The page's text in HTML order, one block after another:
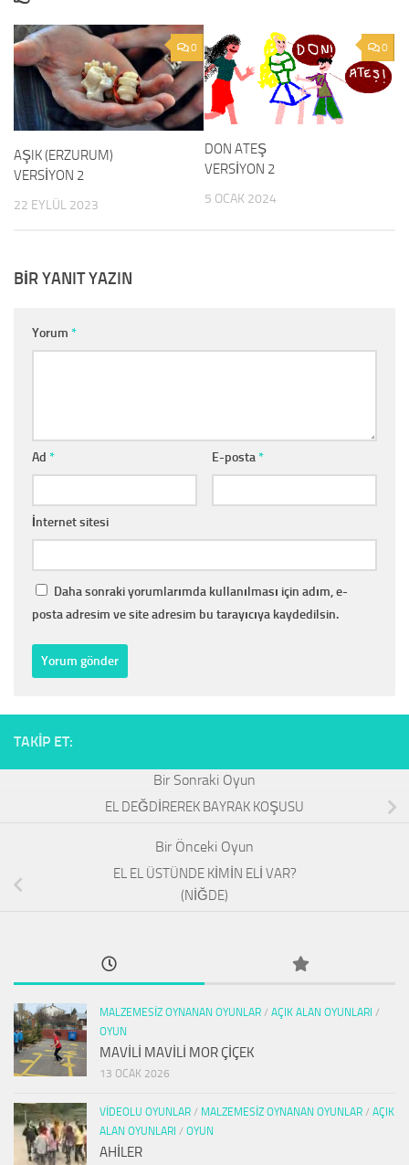
0
AŞIK (ERZURUM)
VERSİYON 2
22 EYLÜL 2023
0
DON ATEŞ
VERSİYON 2
5 OCAK 2024
BIR YANIT YAZIN
Yorum *
Ad * E-posta*
İnternet sitesi
Daha sonraki yorumlarımda kullanılması için adım, e-
posta adresim ve site adresim bu tarayıcıya kaydedilsin.
TAKIP ET:
EL DEĞDİREREK BAYRAK KOŞUSU
EL EL ÜSTÜNDE KİMİN ELİ VAR?
(NİĞDE)
MALZEMESIZ OYNANAN OYUNLAR / AÇIK ALAN OYUNLARI /
OYUN
MAVİLİ MAVİLİ MOR ÇİÇEK
13 OCAK 2026
VIDEOLU OYUNLAR / MALZEMESIZ OYNANAN OYUNLAR / AÇIK
ALAN OYUNLARI / OYUN
AHİLER